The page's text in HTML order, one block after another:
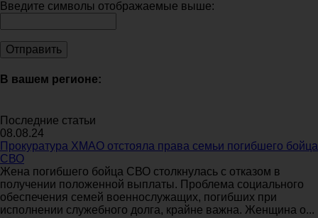
Введите символы отображаемые выше:
В вашем регионе:
Последние статьи
08.08.24
Прокуратура ХМАО отстояла права семьи погибшего бойца
СВО
Жена погибшего бойца СВО столкнулась с отказом в
получении положенной выплаты. Проблема социального
обеспечения семей военнослужащих, погибших при
исполнении служебного долга, крайне важна. Женщина о...